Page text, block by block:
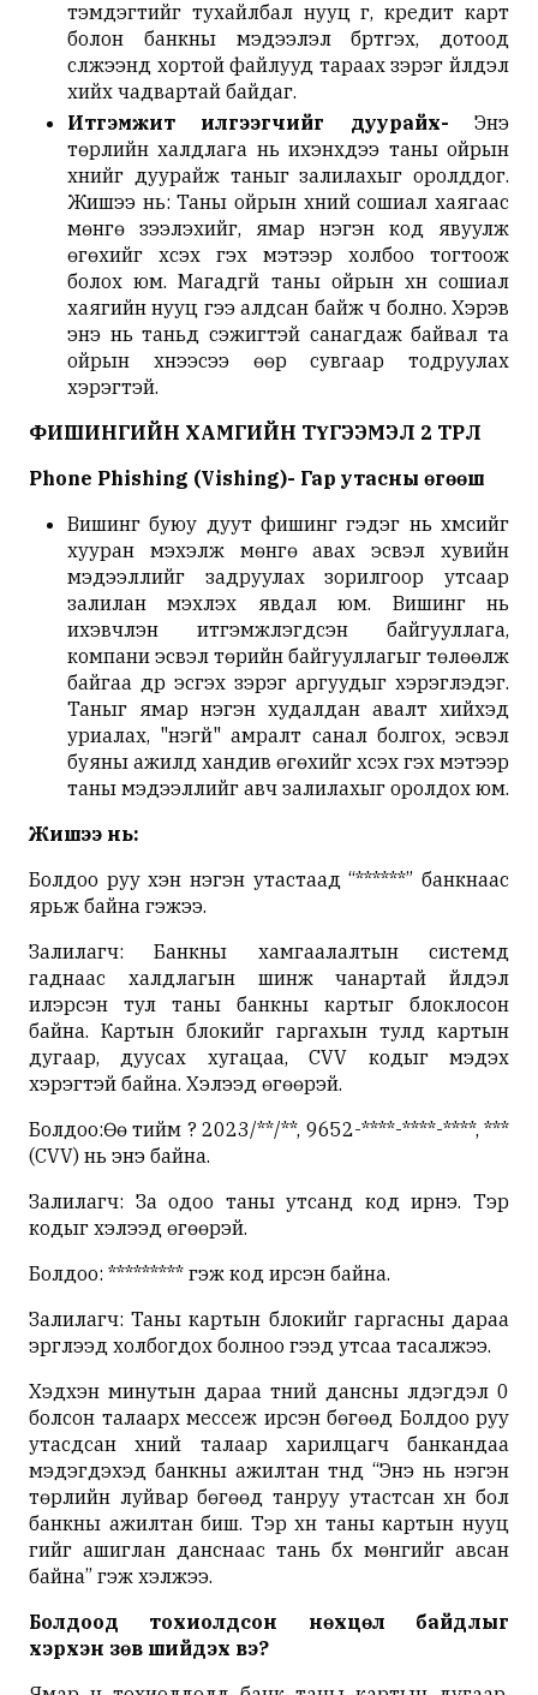
тэмдэгтийг тухайлбал нууц үг, кредит карт
болон банкны мэдээлэл бүртгэх, дотоод
сүлжээнд хортой файлууд тараах зэрэг үйлдэл
хийх чадвартай байдаг.
Итгэмжит илгээгчийг дуурайх- Энэ
төрлийн халдлага нь ихэнхдээ таны ойрын
хүнийг дуурайж таныг залилахыг оролддог.
Жишээ нь: Таны ойрын хүний сошиал хаягаас
мөнгө зээлэхийг, ямар нэгэн код явуулж
өгөхийг хүсэх гэх мэтээр холбоо тогтоож
болох юм. Магадгүй таны ойрын хүн сошиал
хаягийн нууц үгээ алдсан байж ч болно. Хэрэв
энэ нь таньд сэжигтэй санагдаж байвал та
ойрын хүүнээсээ өөр сувгаар тодруулах
хэрэгтэй.
ФИШИНГИЙН ХАМГИЙН ТҮГЭЭМЭЛ 2 ТӨРӨЛ
Phone Phishing (Vishing)- Гар утасны өгөөш
Вишинг буюу дуут фишинг гэдэг нь хүмүүсийг
хууран мэхэлж мөнгө авах эсвэл хувийн
мэдээллийг задруулах зорилгоор утсаар
залилан мэхлэх явдал юм. Вишинг нь
ихэвчлэн итгэмжлэгдсэн байгууллага,
компани эсвэл төрийн байгууллагыг төлөөлж
байгаа дүр эсгэх зэрэг аргуудыг хэрэглэдэг.
Таныг ямар нэгэн худалдан авалт хийхэд
уриалах, "үнэгүй" амралт санал болгох, эсвэл
буяны ажилд хандив өгөхийг хүсэх гэх мэтээр
таны мэдээллийг авч залилахыг оролдох юм.
Жишээ нь:
Болдоо руу хэн нэгэн утастаад “******” банкнаас
ярьж байна гэжээ.
Залилагч: Банкны хамгаалалтын системд
гаднаас халдлагын шинж чанартай үйлдэл
илэрсэн тул таны банкны картыг блоклосон
байна. Картын блокийг гаргахын тулд картын
дугаар, дуусах хугацаа, CVV кодыг мэдэх
хэрэгтэй байна. Хэлээд өгөөрэй.
Болдоо:Өө тийм үү? 2023/**/**, 9652-****-****-****, ***
(CVV) нь энэ байна.
Залилагч: За одоо таны утсанд код ирнэ. Тэр
кодыг хэлээд өгөөрэй.
Болдоо: ********* гэж код ирсэн байна.
Залилагч: Таны картын блокийг гаргасны дараа
эргүүлээд холбогдох болноо гээд утсаа тасалжээ.
Хэдхэн минутын дараа түүний дансны үлдэгдэл 0
болсон талаарх мессеж ирсэн бөгөөд Болдоо руу
утасдсан хүний талаар харилцагч банкандаа
мэдэгдэхэд банкны ажилтан түүнд “Энэ нь нэгэн
төрлийн луйвар бөгөөд танруу утастсан хүн бол
банкны ажилтан биш. Тэр хүн таны картын нууц
үгийг ашиглан данснаас тань бүх мөнгийг авсан
байна” гэж хэлжээ.
Болдоод тохиолдсон нөхцөл байдлыг
хэрхэн зөв шийдэх вэ?